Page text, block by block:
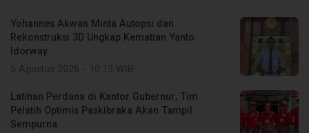
Yohannes Akwan Minta Autopsi dan
Rekonstruksi 3D Ungkap Kematian Yanto
Idorway
Latihan Perdana di Kantor Gubernur, Tim
Pelatih Optimis Paskibraka Akan Tampil
Sempurna